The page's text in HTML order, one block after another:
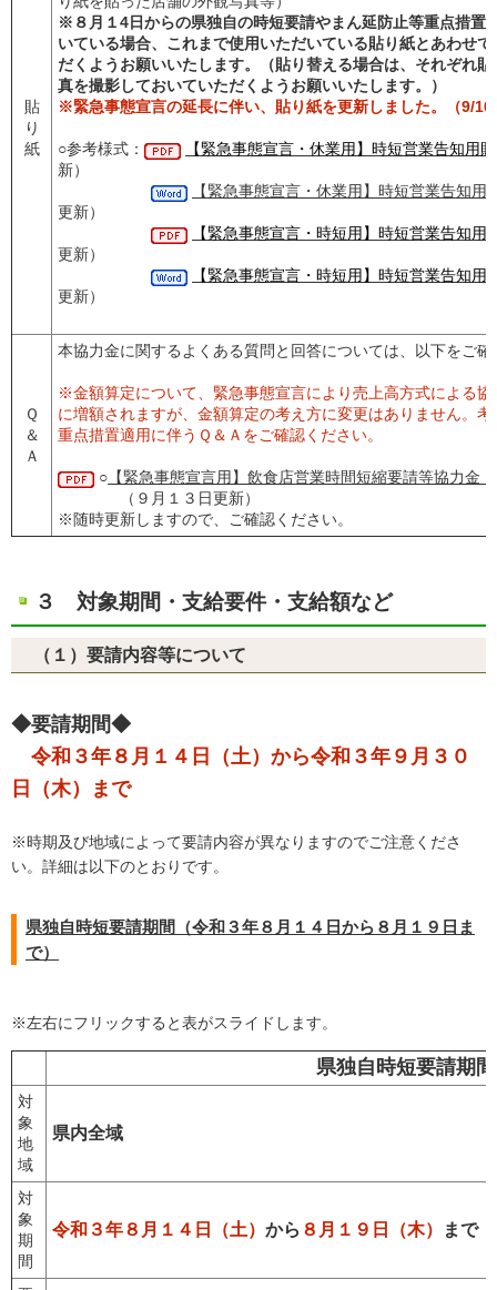
貼
り
紙
※８月１4日からの県独自の時短要請やまん延防止等重点措置
いている場合、これまで使用いただいている貼り紙とあわせ
だくようお願いいたします。（貼り替える場合は、それぞれ
真を撮影しておいていただくようお願いいたします。）
※緊急事態宣言の延長に伴い、貼り紙を更新しました。（9/10
○参考様式：
【緊急事態宣言・休業用】時短営業告知用
新）
【緊急事態宣言・休業用】時短営業告知
更新）
【緊急事態宣言・時短用】時短営業告知用
更新）
【緊急事態宣言・時短用】時短営業告知
更新）
Ｑ
＆
Ａ
本協力金に関するよくある質問と回答については、以下をご
※金額算定について、緊急事態宣言により売上高方式による
に増額されますが、金額算定の考え方に変更はありません。
重点措置適用に伴うＱ＆Ａをご確認ください。
○ 【緊急事態宣言用】飲食店営業時間短縮要請等協力金
（９月１３日更新）
※随時更新しますので、ご確認ください。
３ 対象期間・支給要件・支給額など
（１）要請内容等について
◆要請期間◆
令和３年８月１４日（土）から令和３年９月３０
日（木）まで
※時期及び地域によって要請内容が異なりますのでご注意くださ
い。詳細は以下のとおりです。
県独自時短要請期間（令和３年８月１４日から８月１９日ま
で）
※左右にフリックすると表がスライドします。
県独自時短要請期間
対
象
地
域
県内全域
対
象
期
間
令和３年８月１４日（土） から ８月１９日（木） まで